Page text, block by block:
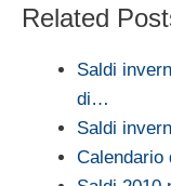
Related
Saldi
di…
Saldi
Calendario